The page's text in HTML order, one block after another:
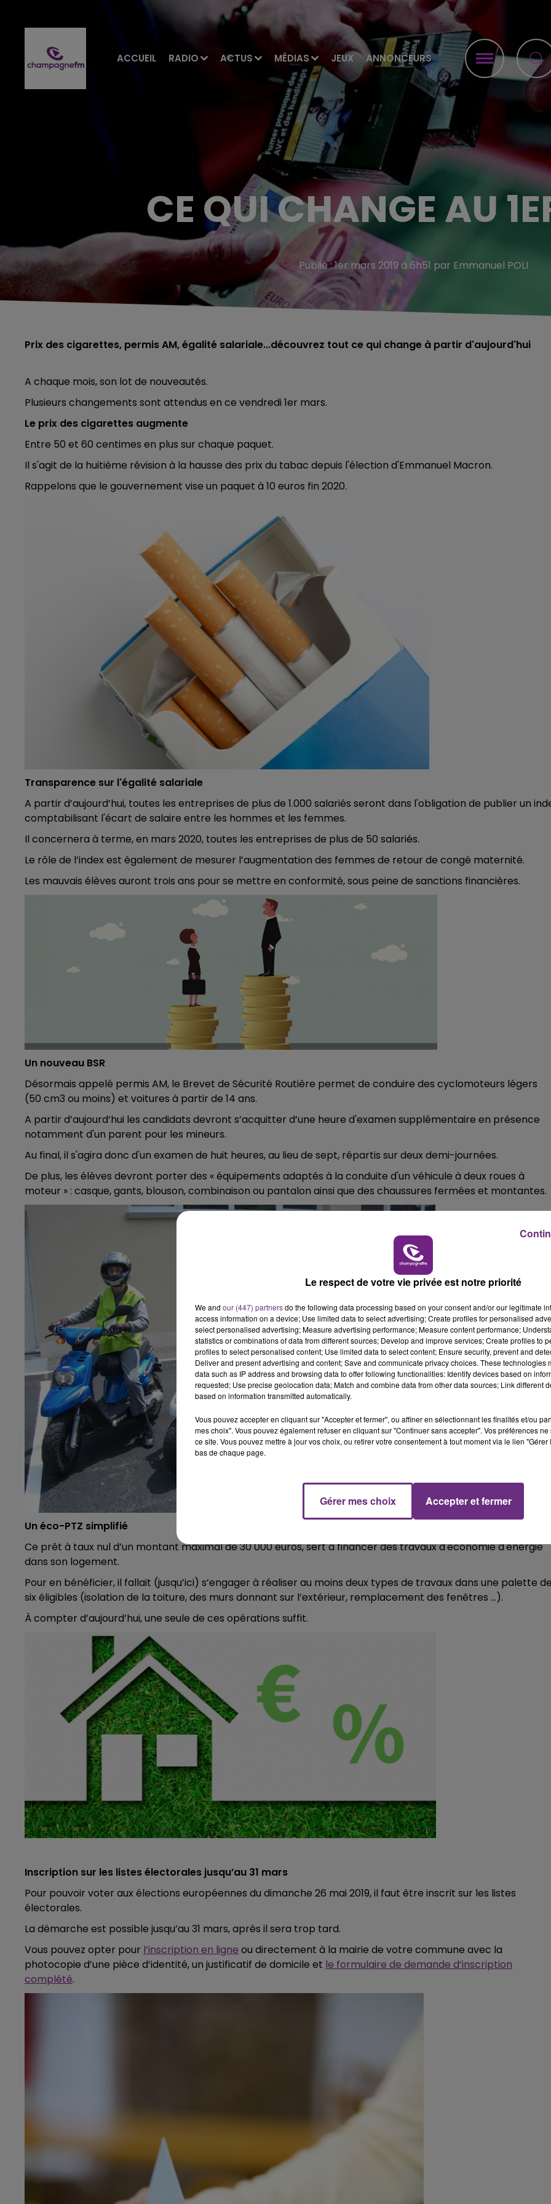
ACCUEIL RADIO ACTUS MÉDIAS JEUX ANNONCEURS
16h00 - 20h00
LE WEEK-END CHAMPAGNE FM
CE QUI CHANGE AU
Publié : 1er mars 2019 à 6h51 par Emmanuel POLI
Prix des cigarettes, permis AM, égalité salariale...découvrez tout ce qui change à partir d'aujourd'hui
A chaque mois, son lot de nouveautés.
Plusieurs changements sont attendus en ce vendredi 1er mars.
Le prix des cigarettes augmente
Entre 50 et 60 centimes en plus sur chaque paquet.
Il s'agit de la huitième révision à la hausse des prix du tabac depuis l'élection d'Emmanuel Macron.
Rappelons que le gouvernement vise un paquet à 10 euros fin 2020.
Transparence sur l'égalité salariale
A partir d’aujourd’hui, toutes les entreprises de plus de 1.000 salariés seront dans l'obligation de publier un
comptabilisant l'écart de salaire entre les hommes et les femmes.
Il concernera à terme, en mars 2020, toutes les entreprises de plus de 50 salariés.
Le rôle de l’index est également de mesurer l’augmentation des femmes de retour de congé maternité.
Les mauvais élèves auront trois ans pour se mettre en conformité, sous peine de sanctions financières.
Un nouveau BSR
Désormais appelé permis AM, le Brevet de Sécurité Routière permet de conduire des cyclomoteurs légers
(50 cm3 ou moins) et voitures à partir de 14 ans.
A partir d’aujourd’hui les candidats devront s’acquitter d’une heure d'examen supplémentaire en présence
notamment d'un parent pour les mineurs.
Au final, il s'agira donc d'un examen de huit heures, au lieu de sept, répartis sur deux demi-journées.
De plus, les élèves devront porter des « équipements adaptés à la conduite d'un véhicule à deux roues à
moteur » : casque, gants, blouson, combinaison ou pantalon ainsi que des chaussures fermées et montantes.
Un éco-PTZ simplifié
Ce prêt à taux nul d’un montant maximal de 30 000 euros, sert à financer des travaux d'économie d'énergie
dans son logement.
Pour en bénéficier, il fallait (jusqu’ici) s’engager à réaliser au moins deux types de travaux dans une palette de
six éligibles (isolation de la toiture, des murs donnant sur l’extérieur, remplacement des fenêtres …).
À compter d’aujourd’hui, une seule de ces opérations suffit.
Inscription sur les listes électorales jusqu’au 31 mars
Pour pouvoir voter aux élections européennes du dimanche 26 mai 2019, il faut être inscrit sur les listes
électorales.
La démarche est possible jusqu’au 31 mars, après il sera trop tard.
Vous pouvez opter pour l’inscription en ligne ou directement à la mairie de votre commune avec la
photocopie d’une pièce d’identité, un justificatif de domicile et le formulaire de demande d’inscription
complété.
7h00 - 12h00
Le respect de votre vie privée est notre priorité
We and our (447) partnersdo the following data processing based on your consent and/or our legitimate
access information on a device; Use limited data to select advertising; Create profiles for personalised
select personalised advertising; Measure advertising performance; Measure content performance;
statistics or combinations of data from different sources; Develop and improve services; Create profiles to
profiles to select personalised content; Use limited data to select content; Ensure security, prevent and
Deliver and present advertising and content; Save and communicate privacy choices. These technologies
data such as IP address and browsing data to offer following functionalities: Identify devices based on
requested; Use precise geolocation data; Match and combine data from other data sources; Link different
based on information transmitted automatically.
Vous pouvez accepter en cliquant sur "Accepter et fermer", ou affiner en sélectionnant les finalités et/ou
mes choix". Vous pouvez également refuser en cliquant sur "Continuer sans accepter". Vos préférences
ce site. Vous pouvez mettre à jour vos choix, ou retirer votre consentement à tout moment via le lien
bas de chaque page.
Gérer mes choix Accepter et fermer